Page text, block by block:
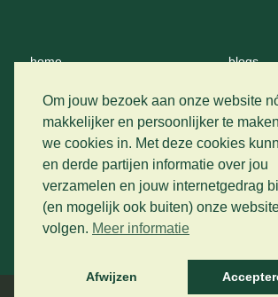
Om jouw bezoek aan onze website
makkelijker en persoonlijker te
we cookies in. Met deze cookies
en derde partijen informatie over jou
verzamelen en jouw internetgedrag
(en mogelijk ook buiten) onze
volgen. Meer informatie
Afwijzen
home
wie zijn wij
vervoer
prijslijst
blogs
contact
privacy